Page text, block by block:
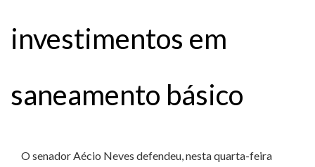
investimentos em
saneamento básico
O senador Aécio Neves defendeu, nesta quarta-feira